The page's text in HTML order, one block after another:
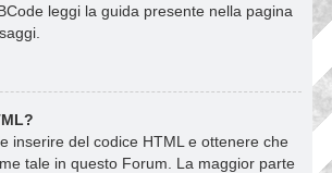
leggi la guida presente nella pagina
inserire del codice HTML e ottenere che
tale in questo Forum. La maggior parte